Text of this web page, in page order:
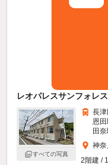
レオパレスサンフォレ
すべての写真
長
恩
田
神
2階建 /